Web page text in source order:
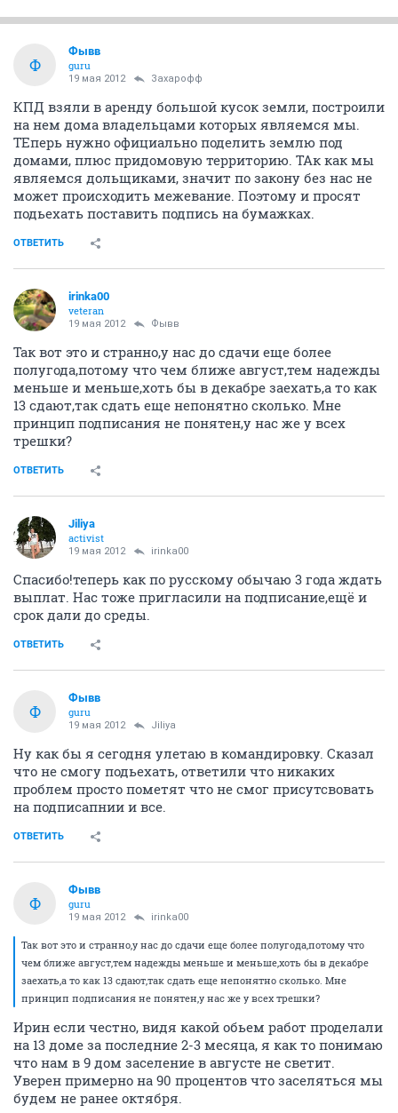
Ф
Фывв
guru
19 мая 2012 Захарофф
КПД взяли в аренду большой кусок земли, построили
на нем дома владельцами которых являемся мы.
ТЕперь нужно официально поделить землю под
домами, плюс придомовую территорию. ТАк как мы
являемся дольщиками, значит по закону без нас не
может происходить межевание. Поэтому и просят
подьехать поставить подпись на бумажках.
ОТВЕТИТЬ
irinka00
veteran
19 мая 2012 Фывв
Так вот это и странно,у нас до сдачи еще более
полугода,потому что чем ближе август,тем надежды
меньше и меньше,хоть бы в декабре заехать,а то как
13 сдают,так сдать еще непонятно сколько. Мне
принцип подписания не понятен,у нас же у всех
трешки?
ОТВЕТИТЬ
Jiliya
activist
19 мая 2012 irinka00
Спасибо!теперь как по русскому обычаю 3 года ждать
выплат. Нас тоже пригласили на подписание,ещё и
срок дали до среды.
ОТВЕТИТЬ
Ф
Фывв
guru
19 мая 2012 Jiliya
Ну как бы я сегодня улетаю в командировку. Сказал
что не смогу подьехать, ответили что никаких
проблем просто пометят что не смог присутсвовать
на подписапнии и все.
ОТВЕТИТЬ
Ф
Фывв
guru
19 мая 2012 irinka00
Так вот это и странно,у нас до сдачи еще более полугода,потому что
чем ближе август,тем надежды меньше и меньше,хоть бы в декабре
заехать,а то как 13 сдают,так сдать еще непонятно сколько. Мне
принцип подписания не понятен,у нас же у всех трешки?
Ирин если честно, видя какой обьем работ проделали
на 13 доме за последние 2-3 месяца, я как то понимаю
что нам в 9 дом заселение в августе не светит.
Уверен примерно на 90 процентов что заселяться мы
будем не ранее октября.